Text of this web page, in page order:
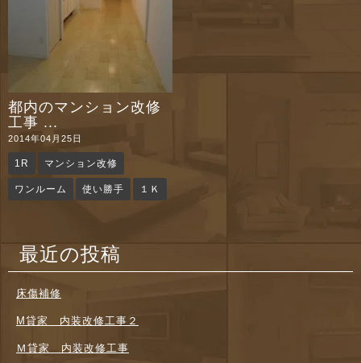
都内のマンション改修
工事 ...
2014年04月25日
1R マンション改修
ワンルーム 使い勝手 １Ｋ
最近の投稿
床傷補修
M貸家 内装改修工事２
Ｍ貸家 内装改修工事